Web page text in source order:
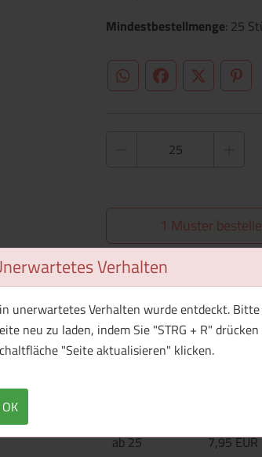
Verhalten
unerwartetes Verhalten wurde entdeckt.
neu zu laden, indem Sie "STRG + R"
"Seite aktualisieren" klicken.
OK
Mindestbestellmenge: 25
WhatsAppFacebookTwitter
1 Muster
Überblick Technische
Automatischer
ab 25
7,95 EUR